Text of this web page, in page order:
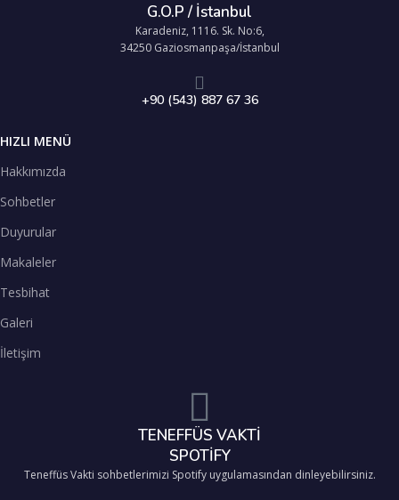
G.O.P / İstanbul
Karadeniz, 1116. Sk. No:6,
34250 Gaziosmanpaşa/İstanbul
+90 (543) 887 67 36
HIZLI MENÜ
Hakkımızda
Sohbetler
Duyurular
Makaleler
Tesbihat
Galeri
İletişim
TENEFFÜS VAKTİ
SPOTİFY
Teneffüs Vakti sohbetlerimizi Spotify uygulamasından dinleyebilirsiniz.